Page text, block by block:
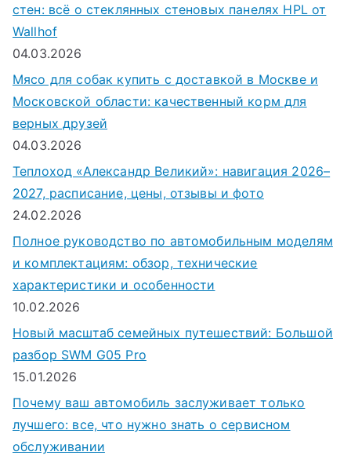
стен: всё о стеклянных стеновых панелях HPL от
Wallhof
04.03.2026
Мясо для собак купить с доставкой в Москве и
Московской области: качественный корм для
верных друзей
04.03.2026
Теплоход «Александр Великий»: навигация 2026–
2027, расписание, цены, отзывы и фото
24.02.2026
Полное руководство по автомобильным моделям
и комплектациям: обзор, технические
характеристики и особенности
10.02.2026
Новый масштаб семейных путешествий: Большой
разбор SWM G05 Pro
15.01.2026
Почему ваш автомобиль заслуживает только
лучшего: все, что нужно знать о сервисном
обслуживании